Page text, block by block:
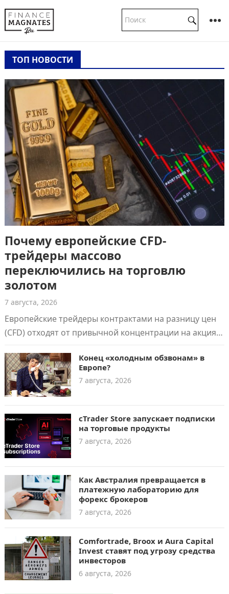
ТОП НОВОСТИ
Почему европейские CFD-
трейдеры массово
переключились на торговлю
золотом
7 августа, 2026
Европейские трейдеры контрактами на разницу цен
(CFD) отходят от привычной концентрации на акциях
Конец «холодным обзвонам» в
Европе?
7 августа, 2026
cTrader Store запускает подписки
на торговые продукты
7 августа, 2026
Как Австралия превращается в
платежную лабораторию для
форекс брокеров
7 августа, 2026
Comfortrade, Broox и Aura Capital
Invest ставят под угрозу средства
инвесторов
6 августа, 2026